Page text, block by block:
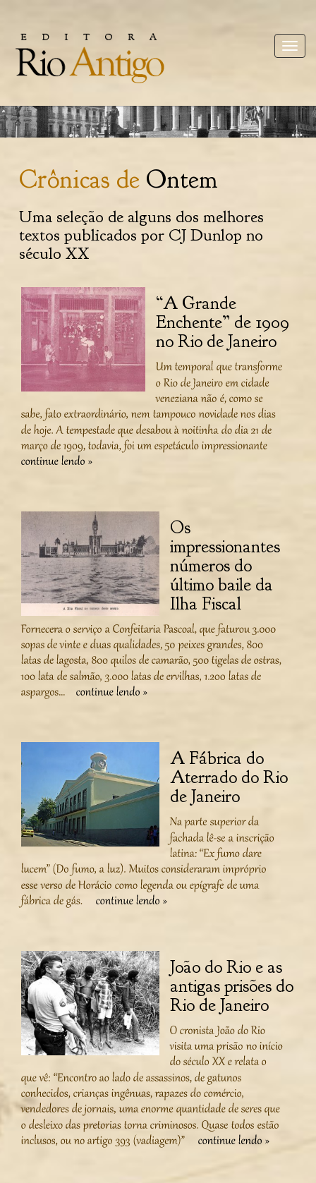
Toggle
Crônicas de Ontem
Uma seleção de alguns dos melhores
textos publicados por CJ Dunlop no
século XX
“A Grande
Enchente” de 1909
no Rio de Janeiro
Os
impressionantes
números do
último baile da
Ilha Fiscal
A Fábrica do
Aterrado do Rio
de Janeiro
João do Rio e as
antigas prisões do
Rio de Janeiro